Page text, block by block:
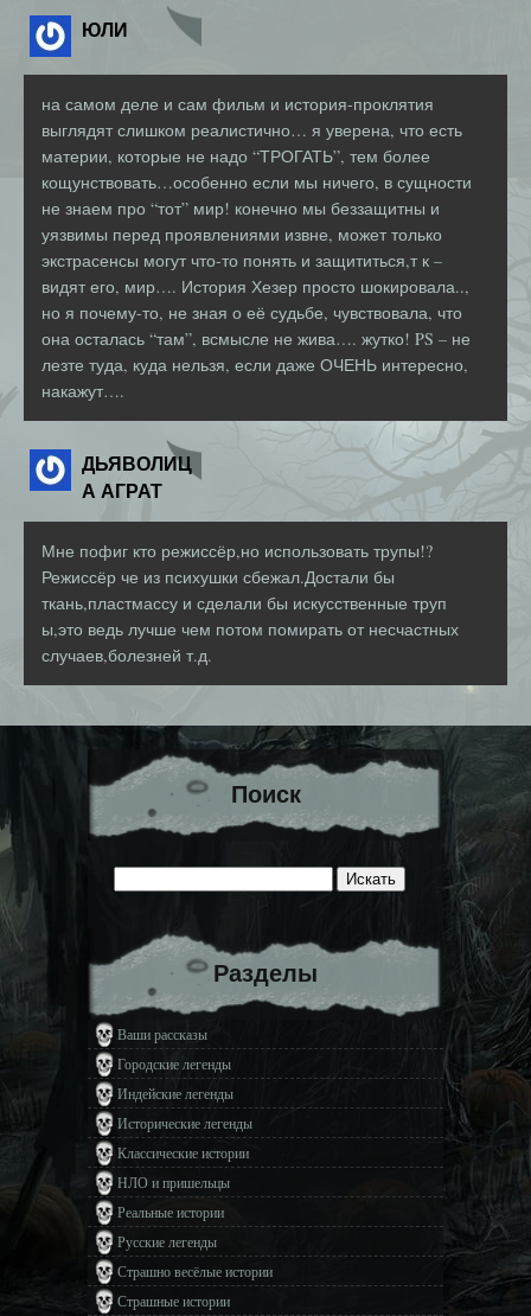
ЮЛИ
на самом деле и сам фильм и история-проклятия
выглядят слишком реалистично… я уверена, что есть
материи, которые не надо “ТРОГАТЬ”, тем более
кощунствовать…особенно если мы ничего, в сущности
не знаем про “тот” мир! конечно мы беззащитны и
уязвимы перед проявлениями извне, может только
экстрасенсы могут что-то понять и защититься,т к –
видят его, мир…. История Хезер просто шокировала..,
но я почему-то, не зная о её судьбе, чувствовала, что
она осталась “там”, всмысле не жива…. жутко! PS – не
лезте туда, куда нельзя, если даже ОЧЕНЬ интересно,
накажут….
ДЬЯВОЛИЦ
А АГРАТ
Мне пофиг кто режиссёр,но использовать трупы!?
Режиссёр че из психушки сбежал.Достали бы
ткань,пластмассу и сделали бы искусственные труп
ы,это ведь лучше чем потом помирать от несчастных
случаев,болезней т.д.
Поиск
Разделы
Ваши рассказы
Городские легенды
Индейские легенды
Исторические легенды
Классические истории
НЛО и пришельцы
Реальные истории
Русские легенды
Страшно весёлые истории
Страшные истории